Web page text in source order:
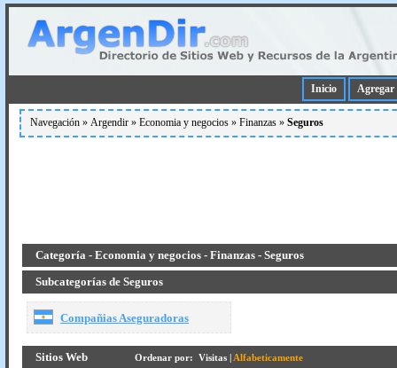
Inicio Agregar
Navegación » Argendir » Economia y negocios » Finanzas » Seguros
Categoría - Economia y negocios - Finanzas - Seguros
Subcategorías de Seguros
Compañias Aseguradoras
Sitios Web Ordenar por: Visitas | Alfabeticamente